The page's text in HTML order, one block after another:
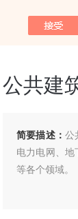
公共建筑CO2
公共建
简要描述： 公
电力电网、
等各个领域。